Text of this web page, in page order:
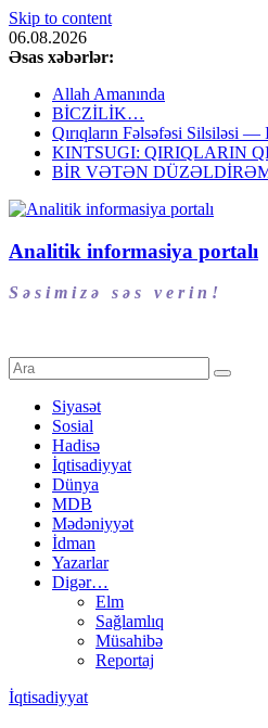
Skip to content
06.08.2026
Əsas xəbərlər:
Allah Amanında
BİCZİLİK…
Qırıqların Fəlsəfəsi Silsiləsi —
KINTSUGI: QIRIQLARIN
BİR VƏTƏN
Analitik informasiya portalı
S ə s i m i z ə s ə s v e r i n !
Siyasət
Sosial
Hadisə
İqtisadiyyat
Dünya
MDB
Mədəniyyət
İdman
Yazarlar
Digər…
Elm
Sağlamlıq
Müsahibə
Reportaj
İqtisadiyyat